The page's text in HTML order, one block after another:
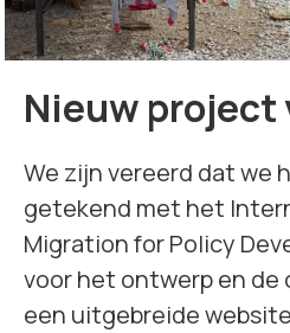
Missie
Team
Nieuws
Jobs
Nieuw project
We zijn vereerd dat we
getekend met het
Migration for Policy
voor het ontwerp en de
een uitgebreide